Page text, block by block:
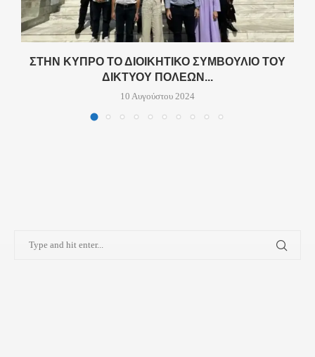
ΣΤΗΝ ΚΎΠΡΟ ΤΟ ΔΙΟΙΚΗΤΙΚΌ ΣΥΜΒΟΎΛΙΟ ΤΟΥ
ΔΙΚΤΎΟΥ ΠΌΛΕΩΝ...
10 Αυγούστου 2024